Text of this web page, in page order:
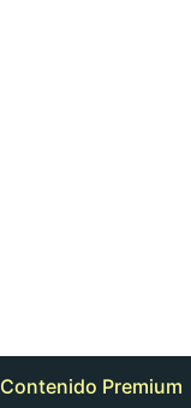
Contenido Premium